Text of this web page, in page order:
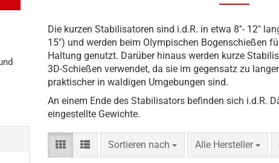
Die kurzen Stabilisatoren sind i.d.R. in etwa 8"- 12"
15") und werden beim Olympischen Bogenschießen
Haltung genutzt. Darüber hinaus werden kurze
3D-Schießen verwendet, da sie im gegensatz zu
praktischer in waldigen Umgebungen sind.
An einem Ende des Stabilisators befinden sich i.d.R.
eingestellte Gewichte.
Sortieren nach
Sortieren nach Alle Hersteller
pro Seite